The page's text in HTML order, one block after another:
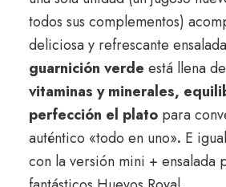
todos sus complementos)
deliciosa y refrescante
guarnición verde está llena de
vitaminas y minerales,
perfección el platopara
auténtico «todo en uno». E
con la versión mini + ensalada